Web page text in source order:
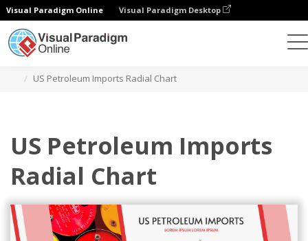
Visual Paradigm Online Visual Paradigm Desktop
US Petroleum Imports Radial Chart
US Petroleum Imports
Radial Chart